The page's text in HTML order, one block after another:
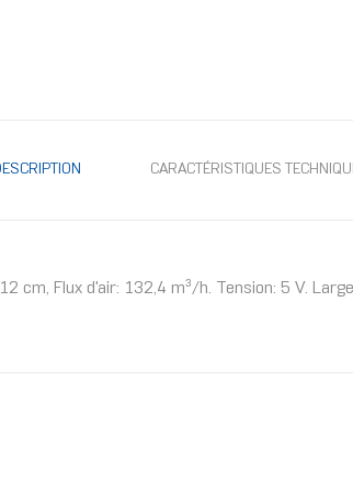
CARACTÉRISTIQUES
cm, Flux d'air: 132,4 m³/h. Tension: 5 V.